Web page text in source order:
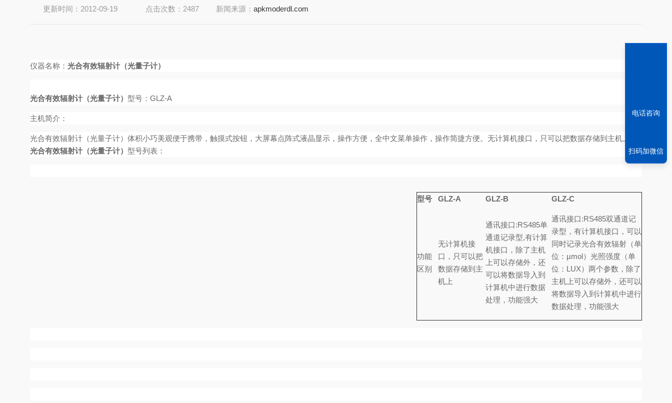
更新时间：2012-09-19 点击次数：2487 新闻来源： apkmoderdl.com
仪器名称： 光合有效辐射计（光量子计）
光合有效辐射计（光量子计） 型号：GLZ-A
主机简介：
光合有效辐射计（光量子计） 体积小巧美观便于携带，触摸式按钮，大屏幕点阵式液晶显示，操作方便，全中文菜单操作，操作简捷方便。无计算机接口，只可以把数据存储到主机上
光合有效辐射计（光量子计） 型号列表：
型号 GLZ-A GLZ-B GLZ-C
功能
区别
无计算机接
口，只可以把
数据存储到主
机上
通讯接口:RS485单
通道记录型,有计算
机接口，除了主机
上可以存储外，还
可以将数据导入到
计算机中进行数据
处理，功能强大
通讯接口:RS485双通道记
录型，有计算机接口，可以
同时记录光合有效辐射（单
位： µmol）光照强度（单
位： LUX）两个参数，除了
主机上可以存储外，还可以
将数据导入到计算机中进行
数据处理，功能强大
电话咨询
扫码加微信